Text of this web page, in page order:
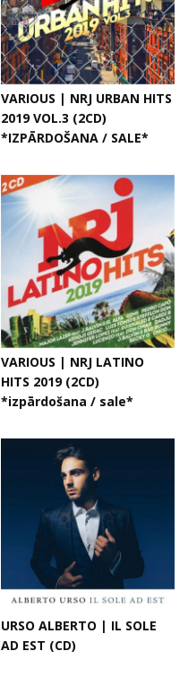
VARIOUS | NRJ URBAN HITS
2019 VOL.3 (2CD)
*IZPĀRDOŠANA / SALE*
VARIOUS | NRJ LATINO
HITS 2019 (2CD)
*izpārdošana / sale*
URSO ALBERTO | IL SOLE
AD EST (CD)